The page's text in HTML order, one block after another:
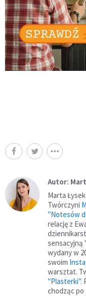
Autor:
Marta
Twórczyni
"Notesów
relację z
sensacyjną
wydany w
swoim
warsztat.
"Plasterki".
chodząc po